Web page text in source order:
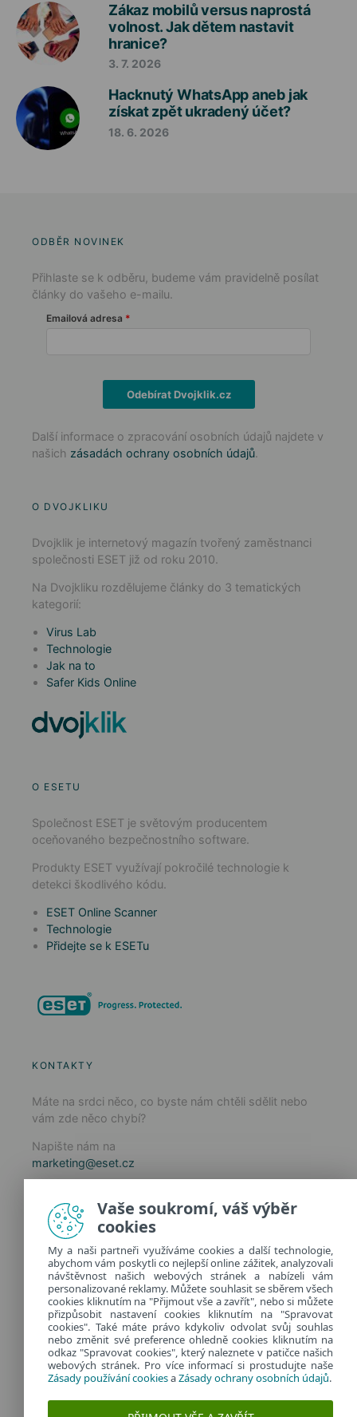
Zákaz mobilů versus naprostá
volnost. Jak dětem nastavit
hranice?
3. 7. 2026
Hacknutý WhatsApp aneb jak
získat zpět ukradený účet?
18. 6. 2026
ODBĚR NOVINEK
Přihlaste se k odběru, budeme vám pravidelně posílat
články do vašeho e-mailu.
Emailová adresa
Odebírat Dvojklik.cz
Další informace o zpracování osobních údajů najdete v
našich zásadách ochrany osobních údajů.
O DVOJKLIKU
Dvojklik je internetový magazín tvořený zaměstnanci
společnosti ESET již od roku 2010.
Na Dvojkliku rozdělujeme články do 3 tematických
kategorií:
Virus Lab
Technologie
Jak na to
Safer Kids Online
O ESETU
Společnost ESET je světovým producentem
oceňovaného bezpečnostního software.
Produkty ESET využívají pokročilé technologie k
detekci škodlivého kódu.
ESET Online Scanner
Technologie
Přidejte se k ESETu
KONTAKTY
Máte na srdci něco, co byste nám chtěli sdělit nebo
vám zde něco chybí?
Napište nám na
marketing@eset.cz
Zásady ochrany osobních údajů
Spravovat cookies
Provozuje:
ESET software spol. s r.o.
Classic 7 Business Park, Jankovcova 1037/49
170 00 Praha 7, Česká republika
IČ: 26467593
Vaše soukromí, váš výběr
cookies
My a naši partneři využíváme cookies a další technologie,
abychom vám poskytli co nejlepší online zážitek, analyzovali
návštěvnost našich webových stránek a nabízeli vám
personalizované reklamy. Můžete souhlasit se sběrem všech
cookies kliknutím na "Přijmout vše a zavřít", nebo si můžete
přizpůsobit nastavení cookies kliknutím na "Spravovat
cookies". Také máte právo kdykoliv odvolat svůj souhlas
nebo změnit své preference ohledně cookies kliknutím na
odkaz "Spravovat cookies", který naleznete v patičce našich
webových stránek. Pro více informací si prostudujte naše
Zásady používání cookiesaZásady ochrany osobních údajů.